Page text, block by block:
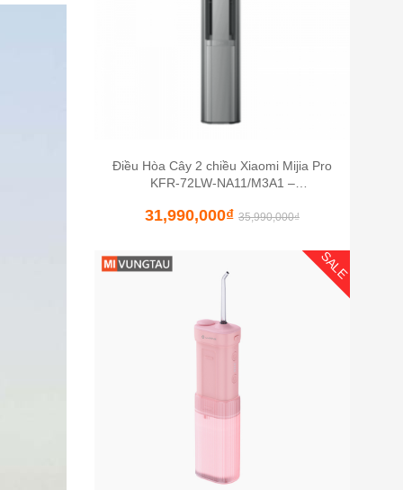
Điều Hòa Cây 2 chiều Xiaomi Mijia Pro
KFR-72LW-NA11/M3A1 –
31,990,000₫ 35,990,000₫
SALE